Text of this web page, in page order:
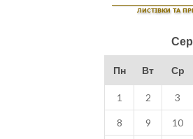
Пн Вт Ср
1 2 3
8 9 10